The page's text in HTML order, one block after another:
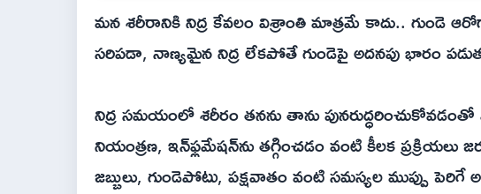
మన శరీరానికి నిద్ర కేవలం విశ్రాంతి మాత్రమే కాదు.. గుండె
సరిపడా, నాణ్యమైన నిద్ర లేకపోతే గుండెపై అదనపు భారం
నిద్ర సమయంలో శరీరం తనను తాను పునరుద్ధరించుకోవడంతో
నియంత్రణ, ఇన్‌ఫ్లమేషన్‌ను తగ్గించడం వంటి కీలక
జబ్బులు, గుండెపోటు, పక్షవాతం వంటి సమస్యల ముప్పు